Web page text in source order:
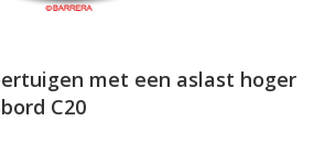
met een aslast hoger
C20